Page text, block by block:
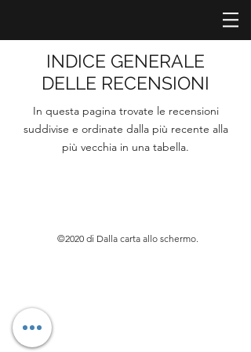
INDICE GENERALE
DELLE RECENSIONI
In questa pagina trovate le recensioni
suddivise e ordinate dalla più recente alla
più vecchia in una tabella.
©2020 di Dalla carta allo schermo.